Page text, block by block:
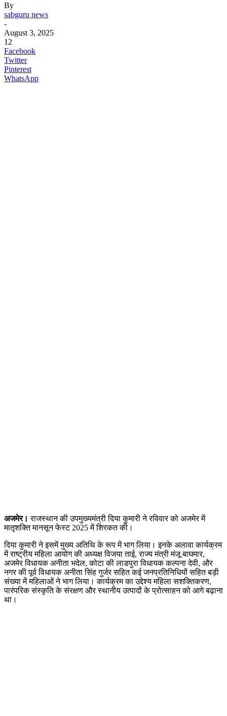
By
sabguru news
-
August 3, 2025
12
Facebook
Twitter
Pinterest
WhatsApp
अजमेर। राजस्थान की उपमुख्यमंत्री दिया कुमारी ने रविवार को अजमेर में
मातृशक्ति मानसून फेस्ट 2025 में शिरकत की।
दिया कुमारी ने इसमें मुख्य अतिथि के रूप में भाग लिया। इनके अलावा कार्यक्रम
में राष्ट्रीय महिला आयोग की अध्यक्ष विजया ताई, राज्य मंत्री मंजू बाघमार,
अजमेर विधायक अनीता भदेल, कोटा की लाडपुरा विधायक कल्पना देवी, और
नगर की पूर्व विधायक अनीता सिंह गुर्जर सहित कई जनप्रतिनिधियों सहित बड़ी
संख्या में महिलाओं ने भाग लिया। कार्यक्रम का उद्देश्य महिला सशक्तिकरण,
पारंपरिक संस्कृति के संरक्षण और स्थानीय उत्पादों के प्रोत्साहन को आगे बढ़ाना
था।